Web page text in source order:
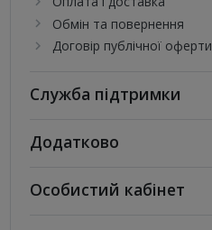
Обмін та повернення
Договір публічної оферти
Служба підтримки
Додатково
Особистий кабінет